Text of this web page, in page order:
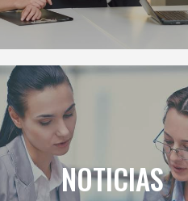
NOTICIAS